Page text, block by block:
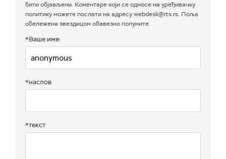
бити објављени. Коментаре који се односе на уређивачку
политику можете послати на адресу webdesk@rts.rs. Поља
обележена звездицом обавезно попуните.
*Ваше име:
*наслов
*текст